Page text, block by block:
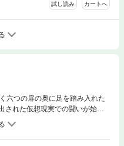
試し読み カートへ
六つの扉の奥に足を踏み入れた
れた仮想現実での闘いが始ま
うとしている“ＩＬ”とは……、
きる悪魔……、原子爆弾だった!!
親友である十兵衛と死闘を繰り